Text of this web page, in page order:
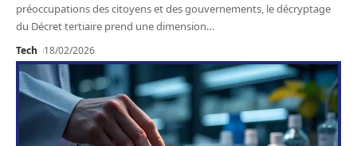
préoccupations des citoyens et des gouvernements, le décryptage
du Décret tertiaire prend une dimension…
Tech 18/02/2026